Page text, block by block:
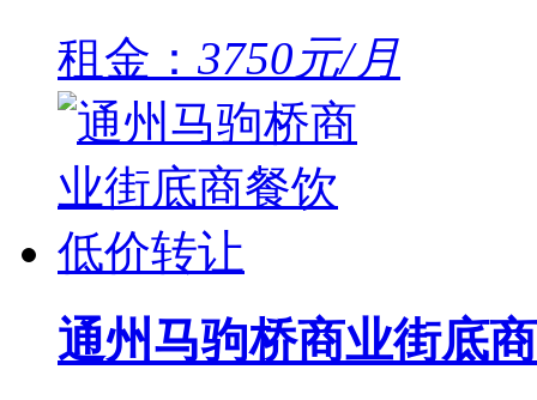
租金： 3750元/月
通州马驹桥商业街底